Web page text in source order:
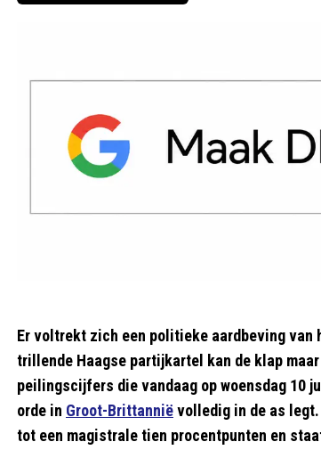
Er voltrekt zich een politieke aardbeving van
trillende Haagse partijkartel kan de klap
peilingscijfers die vandaag op woensdag 10
orde in Groot-Brittanniëvolledig in de as
tot een magistrale tien procentpunten en